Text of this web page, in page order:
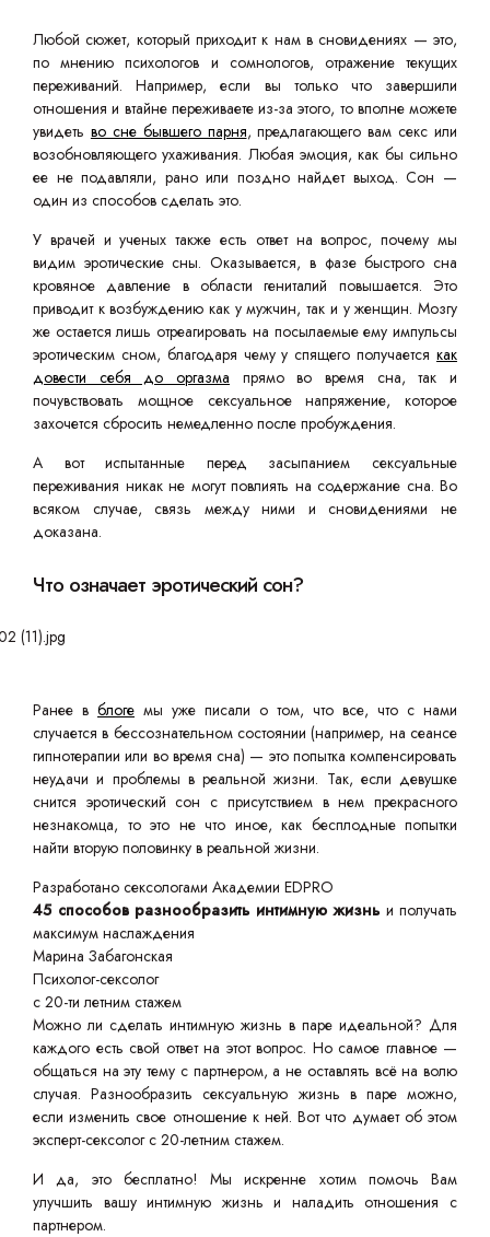
Любой сюжет, который приходит к нам в сновидениях — это,
по мнению психологов и сомнологов, отражение текущих
переживаний. Например, если вы только что завершили
отношения и втайне переживаете из-за этого, то вполне можете
увидеть во сне бывшего парня, предлагающего вам секс или
возобновляющего ухаживания. Любая эмоция, как бы сильно
ее не подавляли, рано или поздно найдет выход. Сон —
один из способов сделать это.
У врачей и ученых также есть ответ на вопрос, почему мы
видим эротические сны. Оказывается, в фазе быстрого сна
кровяное давление в области гениталий повышается. Это
приводит к возбуждению как у мужчин, так и у женщин. Мозгу
же остается лишь отреагировать на посылаемые ему импульсы
эротическим сном, благодаря чему у спящего получается как
довести себя до оргазма прямо во время сна, так и
почувствовать мощное сексуальное напряжение, которое
захочется сбросить немедленно после пробуждения.
А вот испытанные перед засыпанием сексуальные
переживания никак не могут повлиять на содержание сна. Во
всяком случае, связь между ними и сновидениями не
доказана.
Что означает эротический сон?
Ранее в блоге мы уже писали о том, что все, что с нами
случается в бессознательном состоянии (например, на сеансе
гипнотерапии или во время сна) — это попытка компенсировать
неудачи и проблемы в реальной жизни. Так, если девушке
снится эротический сон с присутствием в нем прекрасного
незнакомца, то это не что иное, как бесплодные попытки
найти вторую половинку в реальной жизни.
Разработано сексологами Академии EDPRO
45 способов разнообразить интимную жизнь и получать
максимум наслаждения
Марина Забагонская
Психолог-сексолог
с 20-ти летним стажем
Можно ли сделать интимную жизнь в паре идеальной? Для
каждого есть свой ответ на этот вопрос. Но самое главное —
общаться на эту тему с партнером, а не оставлять всё на волю
случая. Разнообразить сексуальную жизнь в паре можно,
если изменить свое отношение к ней. Вот что думает об этом
эксперт-сексолог с 20-летним стажем.
И да, это бесплатно! Мы искренне хотим помочь Вам
улучшить вашу интимную жизнь и наладить отношения с
партнером.